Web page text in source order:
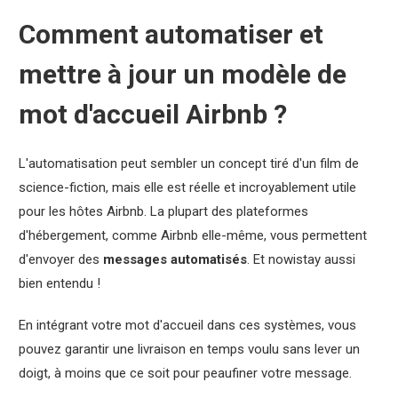
Comment automatiser et
mettre à jour un modèle de
mot d'accueil Airbnb ?
L'automatisation peut sembler un concept tiré d'un film de
science-fiction, mais elle est réelle et incroyablement utile
pour les hôtes Airbnb. La plupart des plateformes
d'hébergement, comme Airbnb elle-même, vous permettent
d'envoyer des messages automatisés. Et nowistay aussi
bien entendu !
En intégrant votre mot d'accueil dans ces systèmes, vous
pouvez garantir une livraison en temps voulu sans lever un
doigt, à moins que ce soit pour peaufiner votre message.